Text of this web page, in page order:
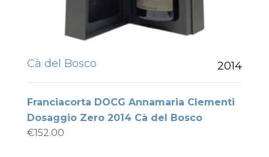
Cà del Bosco 2014
Franciacorta DOCG Annamaria Clementi
Dosaggio Zero 2014 Cà del Bosco
€152.00